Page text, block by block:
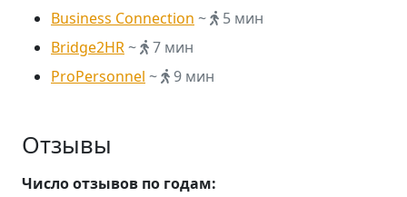
Business Connection ~
5 мин
Bridge2HR~
7 мин
ProPersonnel ~ 9 мин
Отзывы
Число отзывов по годам: